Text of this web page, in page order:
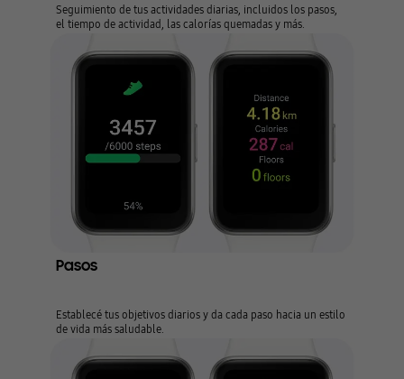
Seguimiento de tus actividades diarias, incluidos los pasos,
el tiempo de actividad, las calorías quemadas y más.
Pasos
Establecé tus objetivos diarios y da cada paso hacia un estilo
de vida más saludable.